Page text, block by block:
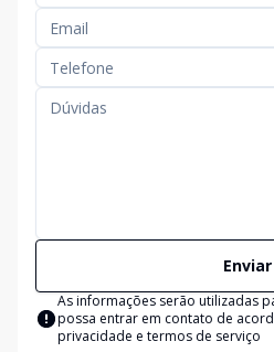
Enviar
As informações serão utilizadas
possa entrar em contato de
privacidade e termos de serviço